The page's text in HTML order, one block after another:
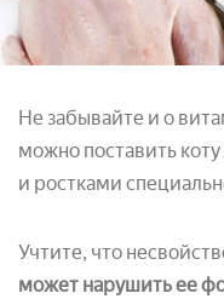
Не забывайте и о
можно поставить
и ростками
Учтите, что
может нарушить ее